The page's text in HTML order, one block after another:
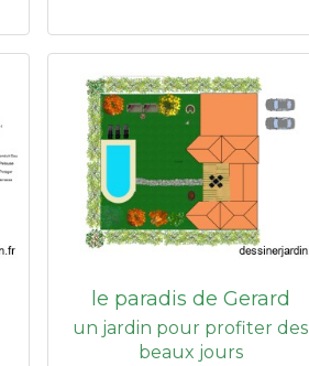
le paradis de Gerard
un jardin pour profiter des
beaux jours